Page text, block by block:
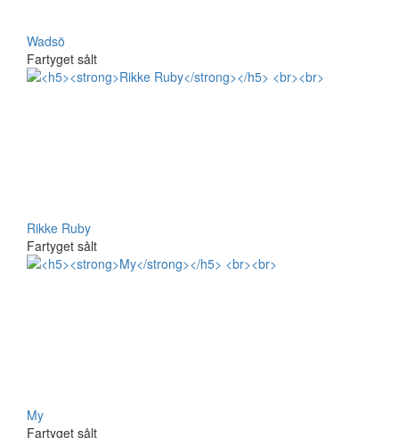
Wadsö
Fartyget sålt
Rikke Ruby
Fartyget sålt
My
Fartyget sålt